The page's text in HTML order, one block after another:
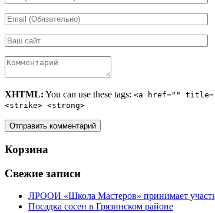
XHTML: You can use these tags: <a href=""
<strike> <strong>
Корзина
Свежие записи
ЛРООИ «Школа Мастеров» принимает
Посадка сосен в Грязинском районе